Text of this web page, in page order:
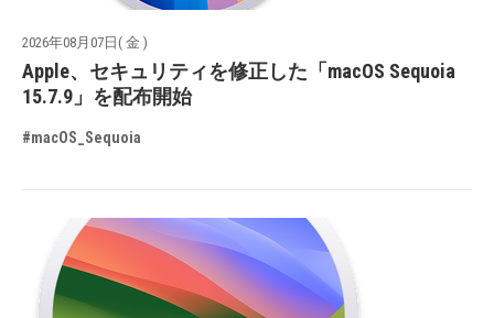
2026年08月07日( 金 )
Apple、セキュリティを修正した「macOS Sequoia
15.7.9」を配布開始
#macOS_Sequoia